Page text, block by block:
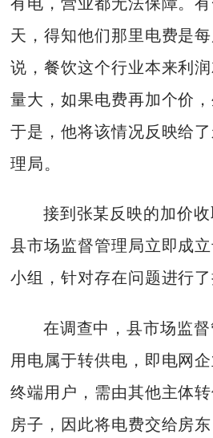
天，得知他们那里电费是
说，餐饮这个行业本来利
量大，如果电费再加个价，
于是，他将该情况反映给
理局。
接到张某反映的加价
县市场监督管理局立即成
小组，针对存在问题进行了
在调查中，县市场监
用电属于转供电，即电网
终端用户，需由其他主体
房子，因此将电费交给房